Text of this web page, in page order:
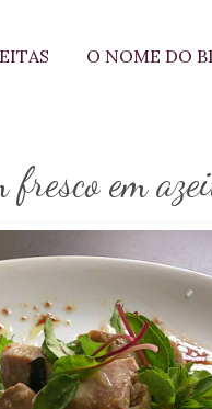
O NOME DO
em